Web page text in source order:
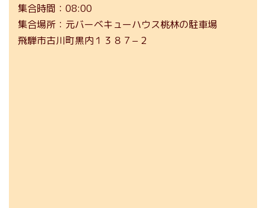
集合時間
08:00
集合場所
元バーベキューハウス桃林の駐車場
飛騨市古川町黒内１３８７−２